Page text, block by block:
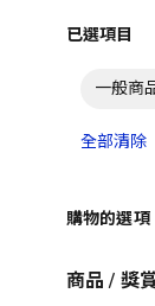
已選項目
一般商
全部清除
購物的選項
商品 / 獎